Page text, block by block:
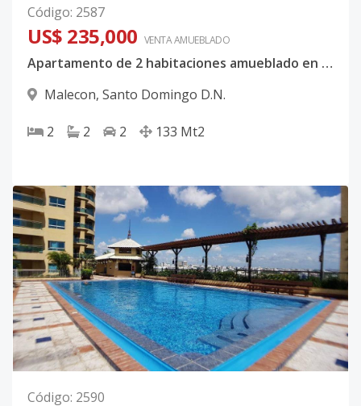
Código: 2587
US$ 235,000 VENTA AMUEBLADO
Apartamento de 2 habitaciones amueblado en Malecon Center
Malecon, Santo Domingo D.N.
2 2 2 133 Mt2
Código: 2590